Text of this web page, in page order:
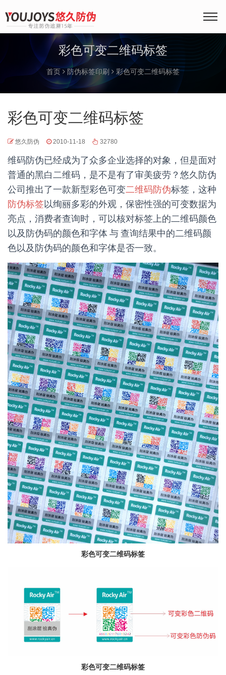
彩色可变二维码标签
首页 防伪标签印刷 彩色可变二维码标签
彩色可变二维码标签
悠久防伪 2010-11-18 32780
维码防伪已经成为了众多企业选择的对象，但是面对
普通的黑白二维码，是不是有了审美疲劳？悠久防伪
公司推出了一款新型彩色可变二维码防伪标签，这种
防伪标签以绚丽多彩的外观，保密性强的可变数据为
亮点，消费者查询时，可以核对标签上的二维码颜色
以及防伪码的颜色和字体 与 查询结果中的二维码颜
色以及防伪码的颜色和字体是否一致。
彩色可变二维码标签
彩色可变二维码标签